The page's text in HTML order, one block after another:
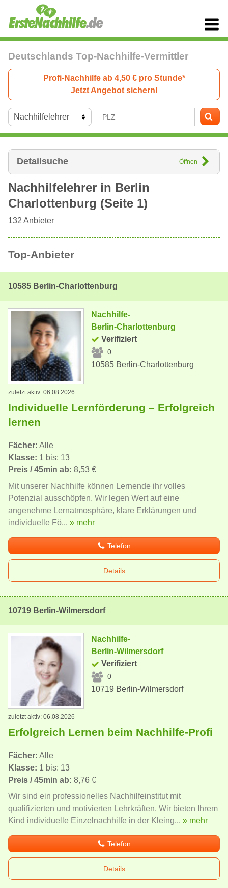
Deutschlands Top-Nachhilfe-Vermittler
Profi-Nachhilfe ab 4,50 € pro Stunde*
Jetzt Angebot sichern!
Detailsuche Öffnen
Nachhilfelehrer in Berlin
Charlottenburg (Seite 1)
132 Anbieter
Top-Anbieter
10585 Berlin-Charlottenburg
Nachhilfe-
Berlin-Charlottenburg
Verifiziert
0
10585 Berlin-Charlottenburg
zuletzt aktiv: 06.08.2026
Individuelle Lernförderung – Erfolgreich
lernen
Fächer: Alle
Klasse: 1 bis: 13
Preis / 45min ab: 8,53 €
Mit unserer Nachhilfe können Lernende ihr volles
Potenzial ausschöpfen. Wir legen Wert auf eine
angenehme Lernatmosphäre, klare Erklärungen und
individuelle Fö... » mehr
Telefon
Details
10719 Berlin-Wilmersdorf
Nachhilfe-
Berlin-Wilmersdorf
Verifiziert
0
10719 Berlin-Wilmersdorf
zuletzt aktiv: 06.08.2026
Erfolgreich Lernen beim Nachhilfe-Profi
Fächer: Alle
Klasse: 1 bis: 13
Preis / 45min ab: 8,76 €
Wir sind ein professionelles Nachhilfeinstitut mit
qualifizierten und motivierten Lehrkräften. Wir bieten Ihrem
Kind individuelle Einzelnachhilfe in der Kleing... » mehr
Telefon
Details